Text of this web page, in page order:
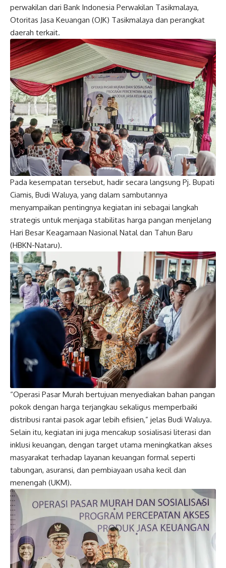
perwakilan dari Bank Indonesia Perwakilan Tasikmalaya,
Otoritas Jasa Keuangan (OJK) Tasikmalaya dan perangkat
daerah terkait.
Pada kesempatan tersebut, hadir secara langsung Pj. Bupati
Ciamis, Budi Waluya, yang dalam sambutannya
menyampaikan pentingnya kegiatan ini sebagai langkah
strategis untuk menjaga stabilitas harga pangan menjelang
Hari Besar Keagamaan Nasional Natal dan Tahun Baru
(HBKN-Nataru).
“Operasi Pasar Murah bertujuan menyediakan bahan pangan
pokok dengan harga terjangkau sekaligus memperbaiki
distribusi rantai pasok agar lebih efisien,” jelas Budi Waluya.
Selain itu, kegiatan ini juga mencakup sosialisasi literasi dan
inklusi keuangan, dengan target utama meningkatkan akses
masyarakat terhadap layanan keuangan formal seperti
tabungan, asuransi, dan pembiayaan usaha kecil dan
menengah (UKM).